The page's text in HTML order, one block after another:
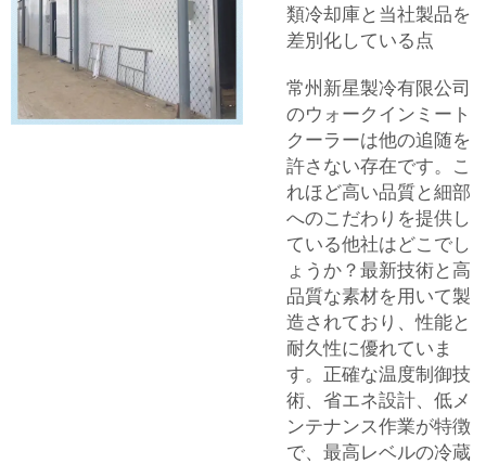
類冷却庫と当社製品を
差別化している点
常州新星製冷有限公司
のウォークインミート
クーラーは他の追随を
許さない存在です。こ
れほど高い品質と細部
へのこだわりを提供し
ている他社はどこでし
ょうか？最新技術と高
品質な素材を用いて製
造されており、性能と
耐久性に優れていま
す。正確な温度制御技
術、省エネ設計、低メ
ンテナンス作業が特徴
で、最高レベルの冷蔵